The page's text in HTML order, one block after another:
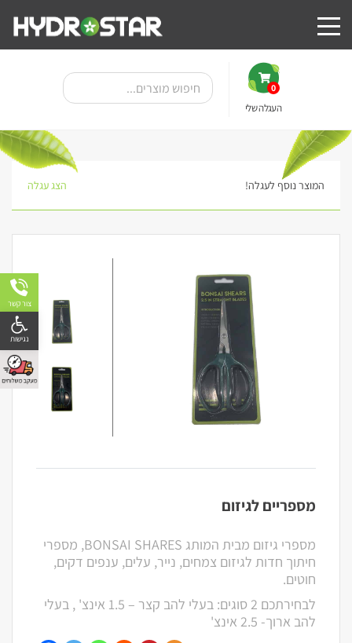
0
העגלה שלי
המוצר נוסף לעגלה! הצג עגלה
מספריים לגיזום
מספרי גיזום מבית המותג BONSAI SHARES, מספרי
חיתוך חדות לגיזום צמחים, נייר, עלים, ענפים דקים,
חוטים.
לבחירתכם 2 סוגים: בעלי להב קצר – 1.5 אינצ' , בעלי
להב ארוך- 2.5 אינצ'
צור קשר